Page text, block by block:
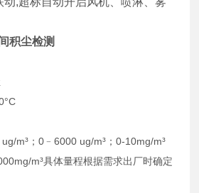
积尘检测
ug/m³；0﹣6000 ug/m³；0-10mg/m³
m³具体量程根据需求出厂时确定